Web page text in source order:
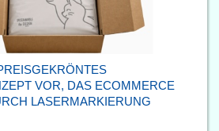
VOR, DAS ECOMMERCE
LASERMARKIERUNG